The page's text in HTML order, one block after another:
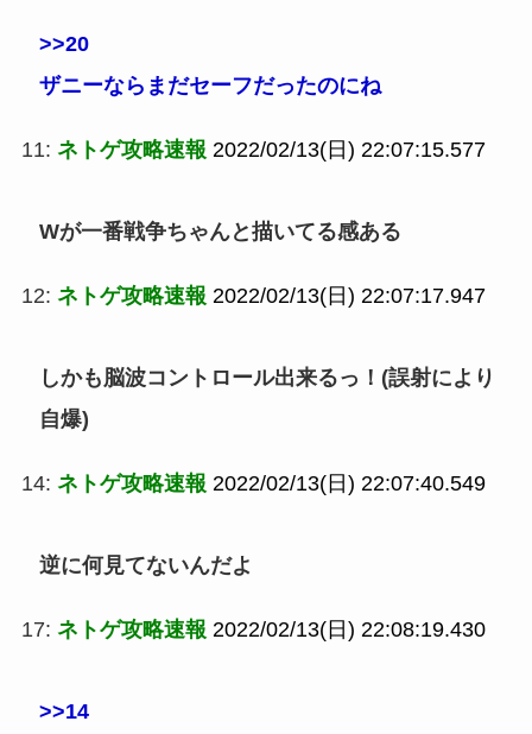
>>20
ザニーならまだセーフだったのにね
11: ネトゲ攻略速報 2022/02/13(日) 22:07:15.577
Wが一番戦争ちゃんと描いてる感ある
12: ネトゲ攻略速報 2022/02/13(日) 22:07:17.947
しかも脳波コントロール出来るっ！(誤射により
自爆)
14: ネトゲ攻略速報 2022/02/13(日) 22:07:40.549
逆に何見てないんだよ
17: ネトゲ攻略速報 2022/02/13(日) 22:08:19.430
>>14